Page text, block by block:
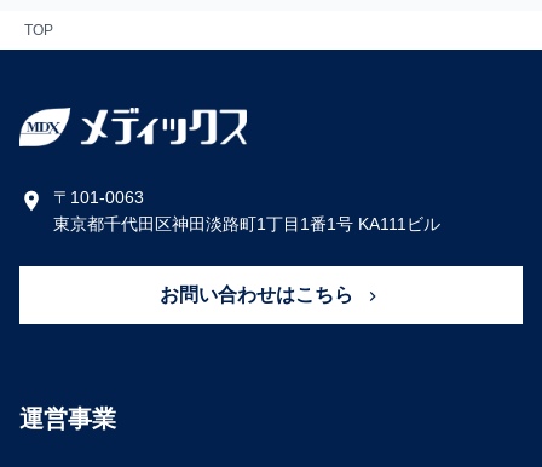
TOP
〒101-0063
東京都千代田区神田淡路町1丁目1番1号 KA111ビル
お問い合わせはこちら
運営事業